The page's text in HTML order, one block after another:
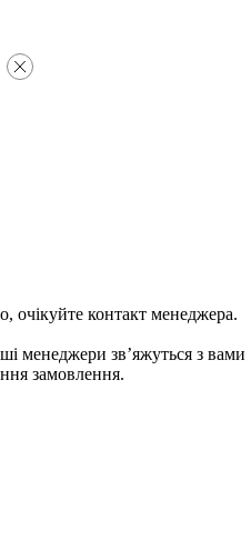
очікуйте контакт менеджера.
менеджери зв’яжуться з вами
замовлення.